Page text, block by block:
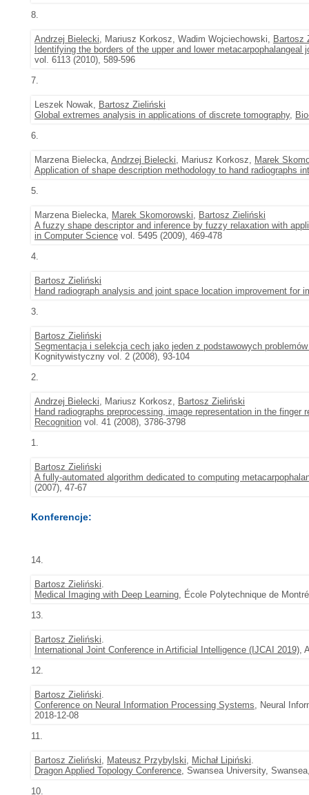
8.
Andrzej Bielecki, Mariusz Korkosz, Wadim Wojciechowski, Bartosz
Identifying the borders of the upper and lower metacarpophalangeal
vol. 6113 (2010), 589-596
7.
Leszek Nowak, Bartosz Zieliński
Global extremes analysis in applications of discrete tomography,
6.
Marzena Bielecka, Andrzej Bielecki, Mariusz Korkosz, Marek
Application of shape description methodology to hand radiographs
5.
Marzena Bielecka, Marek Skomorowski, Bartosz Zieliński
A fuzzy shape descriptor and inference by fuzzy relaxation with
in Computer Science vol. 5495 (2009), 469-478
4.
Bartosz Zieliński
Hand radiograph analysis and joint space location improvement for
3.
Bartosz Zieliński
Segmentacja i selekcja cech jako jeden z podstawowych
Kognitywistyczny vol. 2 (2008), 93-104
2.
Andrzej Bielecki, Mariusz Korkosz, Bartosz Zieliński
Hand radiographs preprocessing, image representation in the
Recognition vol. 41 (2008), 3786-3798
1.
Bartosz Zieliński
A fully-automated algorithm dedicated to computing
(2007), 47-67
Konferencje:
14.
Bartosz Zieliński.
Medical Imaging with Deep Learning, École Polytechnique de
13.
Bartosz Zieliński.
International Joint Conference in Artificial Intelligence (IJCAI 2019),
12.
Bartosz Zieliński.
Conference on Neural Information Processing Systems, Neural
2018-12-08
11.
Bartosz Zieliński, Mateusz Przybylski, Michał Lipiński.
Dragon Applied Topology Conference, Swansea University,
10.